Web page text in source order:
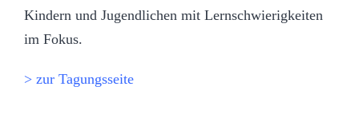
Kindern und Jugendlichen mit Lernschwierigkeiten
im Fokus.
> zur Tagungsseite